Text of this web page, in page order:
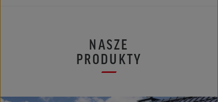
NASZE
PRODUKTY